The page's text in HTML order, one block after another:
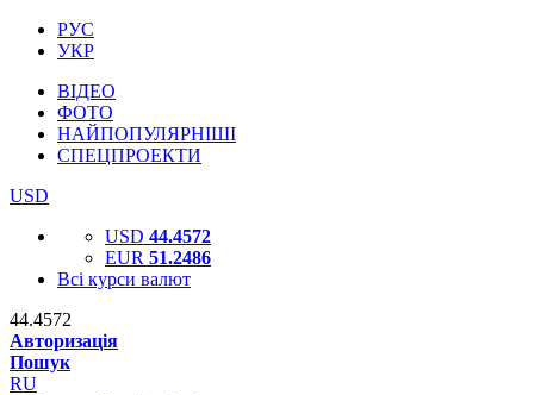
РУС
УКР
ВІДЕО
ФОТО
НАЙПОПУЛЯРНІШІ
СПЕЦПРОЕКТИ
USD
USD 44.4572
EUR 51.2486
Всі курси валют
44.4572
Авторизація
Пошук
RU